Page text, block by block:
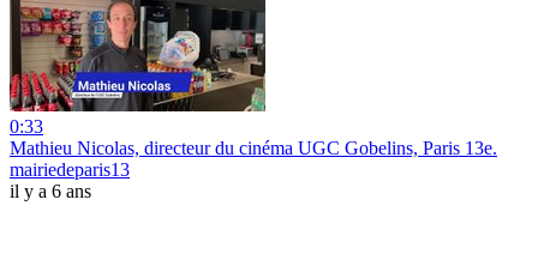
0:33
Mathieu Nicolas, directeur du cinéma UGC Gobelins, Paris 13e.
mairiedeparis13
il y a 6 ans